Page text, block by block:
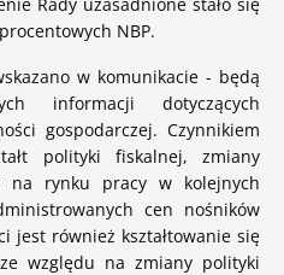
NBP.
w komunikacie - będą
informacji dotyczących
gospodarczej. Czynnikiem
polityki fiskalnej, zmiany
na rynku pracy w kolejnych
cen nośników
jest również kształtowanie się
względu na zmiany polityki